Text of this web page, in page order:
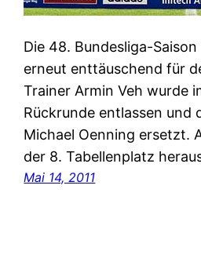
Die 48. Bundesliga-Saison
erneut enttäuschend für
Trainer Armin Veh wurde
Rückrunde entlassen und
Michael Oenning ersetzt.
der 8. Tabellenplatz
Mai 14, 2011